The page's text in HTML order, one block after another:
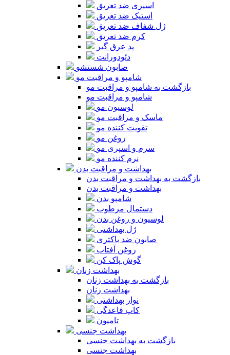
اسپری ضد تعریق
استیک ضد تعریق
ژل شفاف ضد تعریق
کرم ضد تعریق
پد عرق گیر
دئودورانت
صابون شستشو
شامپو و مراقبت مو
بازگشت به شامپو و مراقبت مو
شامپو و مراقبت مو
لوسیون مو
ماسک و مراقبت مو
تقویت کننده مو
روغن مو
سرم و اسپری مو
نرم کننده مو
بهداشت و مراقبت بدن
بازگشت به بهداشت و مراقبت بدن
بهداشت و مراقبت بدن
شامپو بدن
دستمال مرطوب
لوسیون و روغن بدن
ژل بهداشتی
صابون ضد باکتری
روغن آفتاب
گوش پاک کن
بهداشت زنان
بازگشت به بهداشت زنان
بهداشت زنان
نوار بهداشتی
کاپ قاعدگی
تامپون
بهداشت جنسی
بازگشت به بهداشت جنسی
بهداشت جنسی